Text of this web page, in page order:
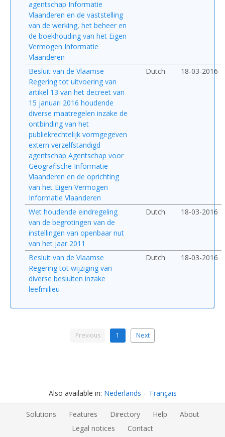
agentschap Informatie
Vlaanderen en de vaststelling
van de werking, het beheer en
de boekhouding van het Eigen
Vermogen Informatie
Vlaanderen
Besluit van de Vlaamse
Regering tot uitvoering van
artikel 13 van het decreet van
15 januari 2016 houdende
diverse maatregelen inzake de
ontbinding van het
publiekrechtelijk vormgegeven
extern verzelfstandigd
agentschap Agentschap voor
Geografische Informatie
Vlaanderen en de oprichting
van het Eigen Vermogen
Informatie Vlaanderen
Dutch 18-03-2016
Wet houdende eindregeling
van de begrotingen van de
instellingen van openbaar nut
van het jaar 2011
Dutch 18-03-2016
Besluit van de Vlaamse
Regering tot wijziging van
diverse besluiten inzake
leefmilieu
Dutch 18-03-2016
Previous 1 Next
Also available in: Nederlands Français
Solutions Features Directory Help
About
Legal notices
Contact